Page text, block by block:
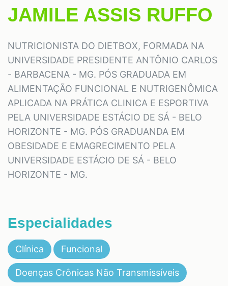
JAMILE ASSIS RUFFO
NUTRICIONISTA DO DIETBOX, FORMADA NA
UNIVERSIDADE PRESIDENTE ANTÔNIO CARLOS
- BARBACENA - MG. PÓS GRADUADA EM
ALIMENTAÇÃO FUNCIONAL E NUTRIGENÔMICA
APLICADA NA PRÁTICA CLINICA E ESPORTIVA
PELA UNIVERSIDADE ESTÁCIO DE SÁ - BELO
HORIZONTE - MG. PÓS GRADUANDA EM
OBESIDADE E EMAGRECIMENTO PELA
UNIVERSIDADE ESTÁCIO DE SÁ - BELO
HORIZONTE - MG.
Especialidades
Clínica Funcional
Doenças Crônicas Não Transmissíveis